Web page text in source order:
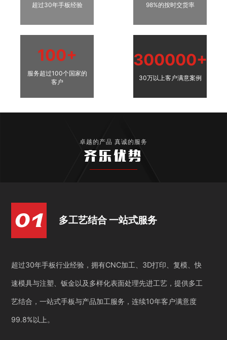
超过30年手板经验 98%的按时交货率
100+
服务超过100个国家的
客户
300000+
30万以上客户满意案例
卓越的产品 真诚的服务
齐乐优势
多工艺结合 一站式服务
超过30年手板行业经验，拥有CNC加工、3D打印、复模、快
速模具与注塑、钣金以及多样化表面处理先进工艺，提供多工
艺结合，一站式手板与产品加工服务，连续10年客户满意度
99.8%以上。